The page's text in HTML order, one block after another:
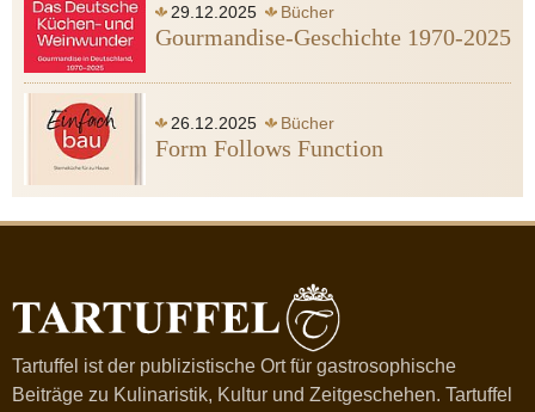
29.12.2025 Bücher
Gourmandise-Geschichte 1970-2025
26.12.2025 Bücher
Form Follows Function
Tartuffel ist der publizistische Ort für gastrosophische
Beiträge zu Kulinaristik, Kultur und Zeitgeschehen. Tartuffel